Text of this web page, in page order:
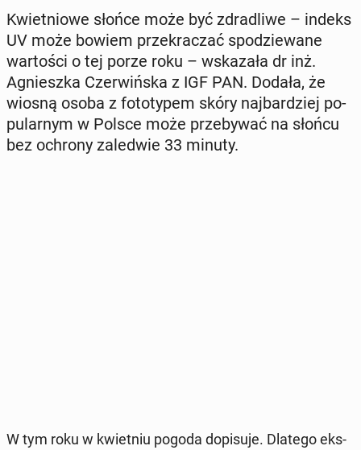
Kwiet­nio­we słońce może być zdra­dli­we – indeks
UV może bowiem prze­kra­czać spo­dzie­wa­ne
war­to­ści o tej porze roku – wska­za­ła dr inż.
Agniesz­ka Czer­wiń­ska z IGF PAN. Dodała, że
wiosną osoba z fo­to­ty­pem skóry naj­bar­dziej po­
pu­lar­nym w Polsce może prze­by­wać na słońcu
bez ochrony za­le­d­wie 33 minuty.
W tym roku w kwiet­niu pogoda do­pi­su­je. Dlatego eks­